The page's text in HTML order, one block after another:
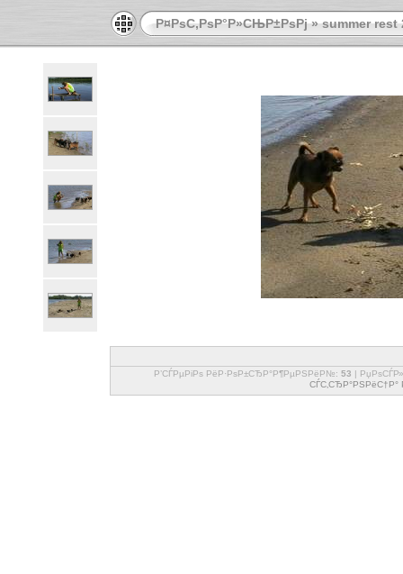
Р¤РѕС‚РѕР°Р»СЊР±РѕРј»summer rest
Р’СЃРµРіРѕ РёР·РѕР±СЂР°Р¶РµРЅРёР№: 53 |
СЃС‚СЂР°РЅРёС†Р°